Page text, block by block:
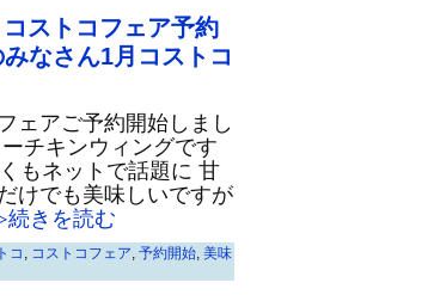
ストコフェア予約
なさん1月コストコ
ェアご予約開始しまし
チキンウィングです
もネットで話題に 甘
けでも美味しいですが
きを読む
コ , コストコフェア, 予約開始, 美味